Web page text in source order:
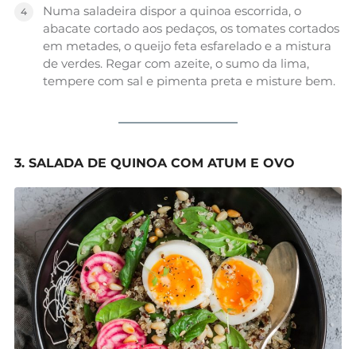
Numa saladeira dispor a quinoa escorrida, o
abacate cortado aos pedaços, os tomates cortados
em metades, o queijo feta esfarelado e a mistura
de verdes. Regar com azeite, o sumo da lima,
tempere com sal e pimenta preta e misture bem.
3. SALADA DE QUINOA COM ATUM E OVO